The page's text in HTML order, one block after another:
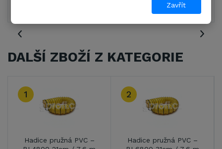
DALŠÍ ZBOŽÍ Z KATEGORIE
Hadice pružná PVC –
Hadice pružná PVC –
Zavřít